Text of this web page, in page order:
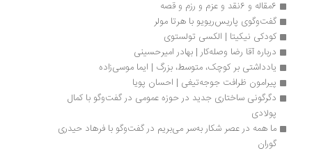
گفت‌وگوی پاریس‌ریویو با هرتا مولر
کودکی نیکیتا | الکسی تولستوی
درباره آقا رضا وصله‌کار | بهادر امیرحسینی
یادداشتی بر کوچک، متوسط، بزرگ | ایما موسی‌زاده
پیرامون ظرافت جوجه‌تیغی | احسان پویا
دگرگونی ساختاری جدید در حوزه عمومی در گفت‌وگو با کمال